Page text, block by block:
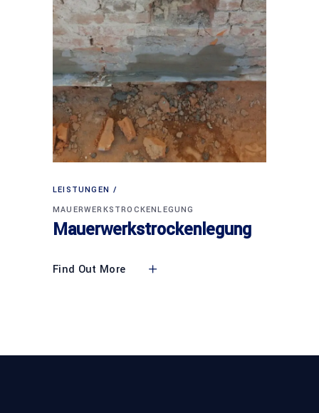
LEISTUNGEN
MAUERWERKSTROCKENLEGUNG
Mauerwerkstrockenlegung
Find Out More